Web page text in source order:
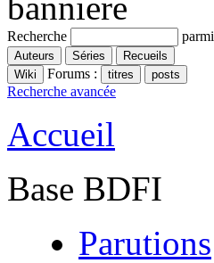
Recherche parmi
Forums :
Recherche avancée
Accueil
Base BDFI
Parutions